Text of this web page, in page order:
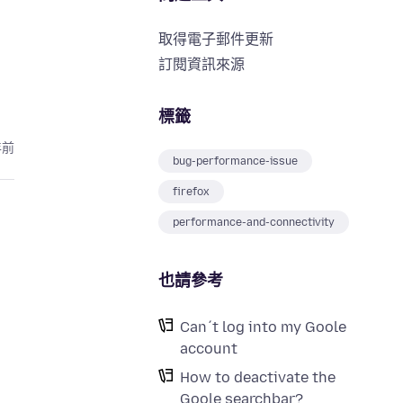
取得電子郵件更新
訂閱資訊來源
標籤
bug-performance-issue
firefox
performance-and-connectivity
也請參考
Can´t log into my Goole
account
How to deactivate the
Goole searchbar?